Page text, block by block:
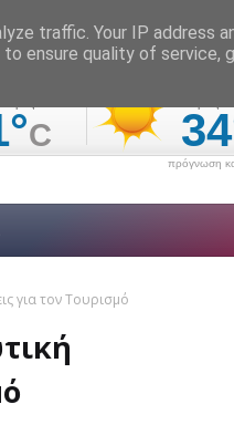
πρόγνωση
για τον Τουρισμό
traffic. Your IP address
ensure quality of service,